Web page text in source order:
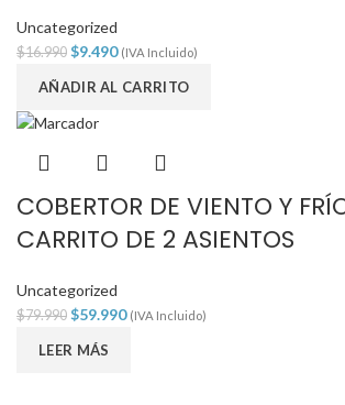
Uncategorized
$16.990 $9.490 (IVA Incluido)
AÑADIR AL CARRITO
COBERTOR DE VIENTO Y
CARRITO DE 2 ASIENTOS
Uncategorized
$79.990 $59.990 (IVA Incluido)
LEER MÁS